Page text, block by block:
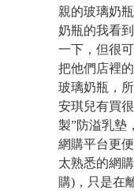
親的玻璃奶
奶瓶的我看
一下，但很
把他們店裡
玻璃奶瓶，
安琪兒有買
製”防溢乳墊
網購平台更
太熟悉的網
購)，只是在